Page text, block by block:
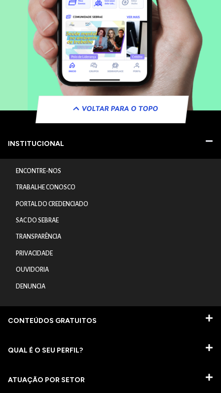
VOLTAR PARA O TOPO
INSTITUCIONAL
ENCONTRE-NOS
TRABALHE CONOSCO
PORTAL DO CREDENCIADO
SAC DO SEBRAE
TRANSPARÊNCIA
PRIVACIDADE
OUVIDORIA
DENUNCIA
CONTEÚDOS GRATUITOS
QUAL É O SEU PERFIL?
ATUAÇÃO POR SETOR